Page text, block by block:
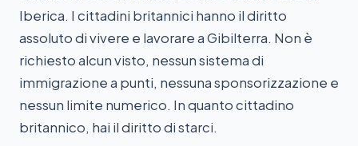
Iberica. I cittadini britannici hanno il diritto
assoluto di vivere e lavorare a Gibilterra. Non è
richiesto alcun visto, nessun sistema di
immigrazione a punti, nessuna sponsorizzazione e
nessun limite numerico. In quanto cittadino
britannico, hai il diritto di starci.